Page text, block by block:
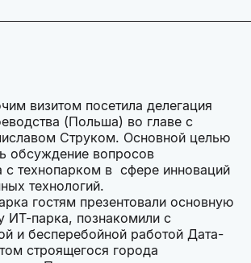
визитом посетила делегация
(Польша) во главе с
Струком. Основной целью
обсуждение вопросов
с технопарком в сфере инноваций
технологий.
гостям презентовали основную
ИТ-парка, познакомили с
и бесперебойной работой Дата-
строящегося города